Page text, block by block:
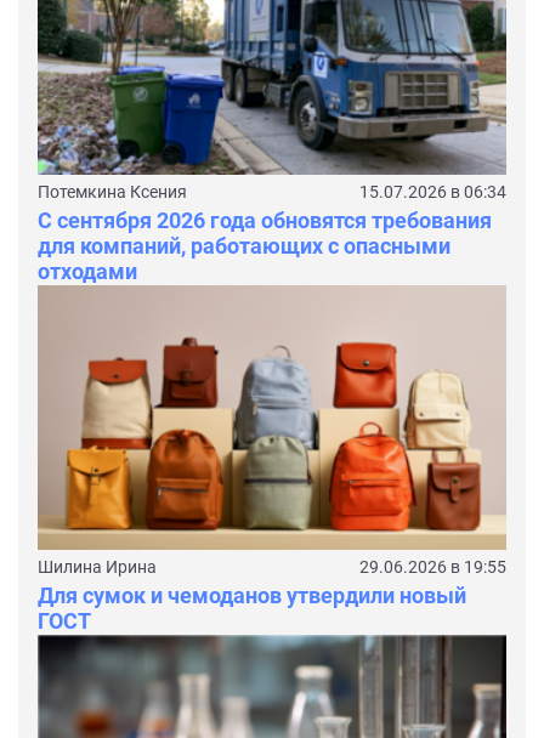
Потемкина Ксения 15.07.2026 в 06:34
С сентября 2026 года обновятся требования
для компаний, работающих с опасными
отходами
Шилина Ирина 29.06.2026 в 19:55
Для сумок и чемоданов утвердили новый
ГОСТ